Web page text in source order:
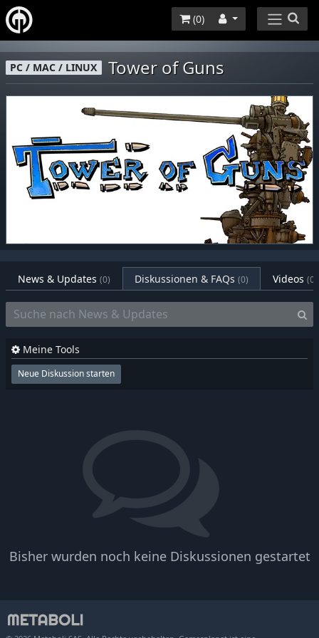
(0)
PC / MAC / LINUX Tower of Guns
News & Updates (0) Diskussionen & FAQs (0) Videos (0)
Bisher wurden noch keine Diskussionen gestartet
Meine Tools
Neue Diskussion starten